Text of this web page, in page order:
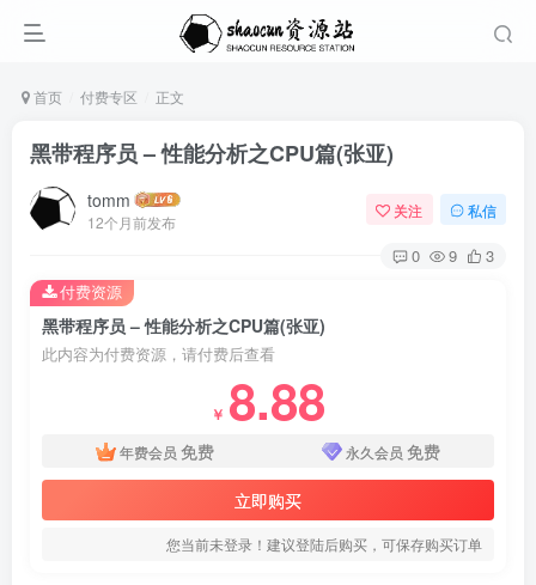
首页 付费专区 正文
黑带程序员 – 性能分析之CPU篇(张亚)
tomm
12个月前发布
关注 私信
0 9 3
黑带程序员 – 性能分析之CPU篇(张亚)
此内容为付费资源，请付费后查看
￥ 8.88
年费会员 免费 永久会员 免费
立即购买
您当前未登录！建议登陆后购买，可保存购买订单
付费资源